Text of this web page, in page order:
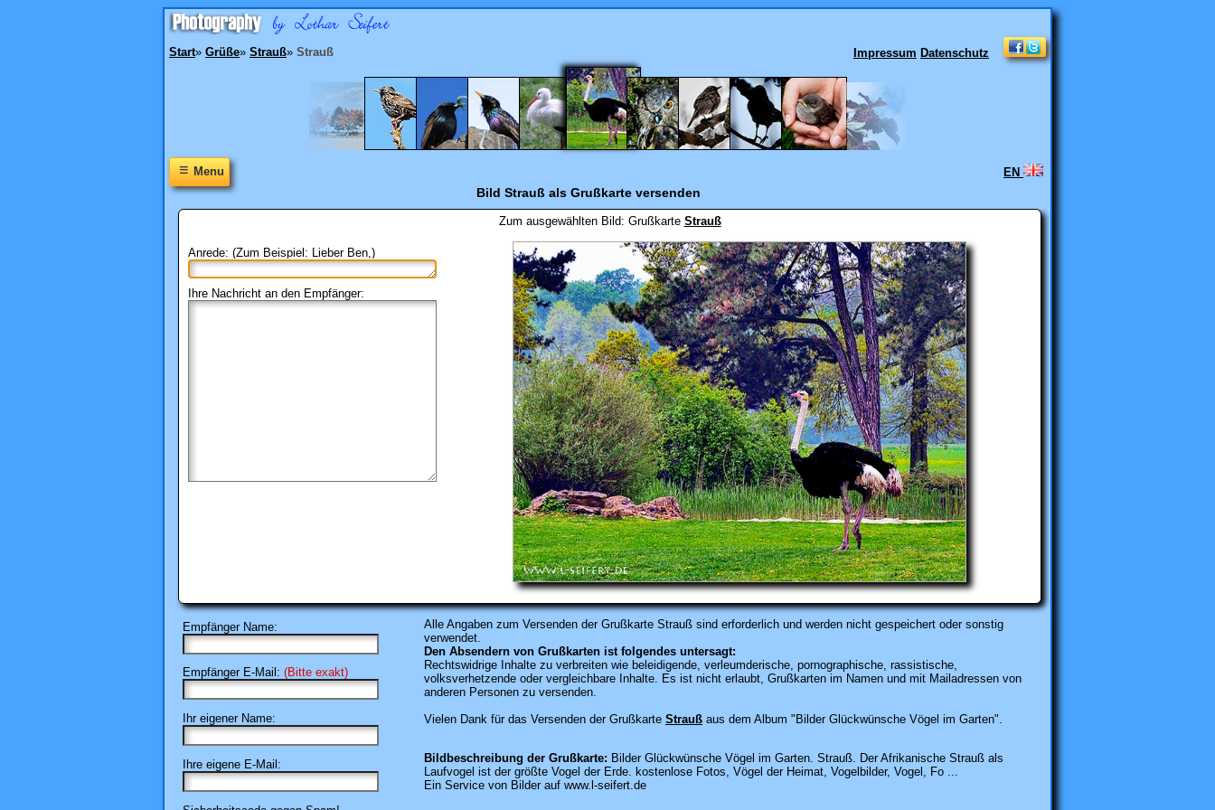
Impressum Datenschutz
Start» Grüße» Strauß» Strauß
≡Menu EN
Bild Strauß als Grußkarte versenden
Zum ausgewählten Bild: Grußkarte Strauß
Anrede: (Zum Beispiel: Lieber Ben,)
Ihre Nachricht an den Empfänger:
Empfänger Name:
Empfänger E-Mail: (Bitte exakt)
Ihr eigener Name:
Ihre eigene E-Mail:
Alle Angaben zum Versenden der Grußkarte Strauß sind erforderlich und werden nicht gespeichert oder sonstig
verwendet.
Den Absendern von Grußkarten ist folgendes untersagt:
Rechtswidrige Inhalte zu verbreiten wie beleidigende, verleumderische, pornographische, rassistische,
volksverhetzende oder vergleichbare Inhalte. Es ist nicht erlaubt, Grußkarten im Namen und mit Mailadressen von
anderen Personen zu versenden.
Vielen Dank für das Versenden der Grußkarte Strauß aus dem Album "Bilder Glückwünsche Vögel im Garten".
Bildbeschreibung der Grußkarte: Bilder Glückwünsche Vögel im Garten. Strauß. Der Afrikanische Strauß als
Laufvogel ist der größte Vogel der Erde. kostenlose Fotos, Vögel der Heimat, Vogelbilder, Vogel, Fo ...
Ein Service von Bilder auf www.l-seifert.de